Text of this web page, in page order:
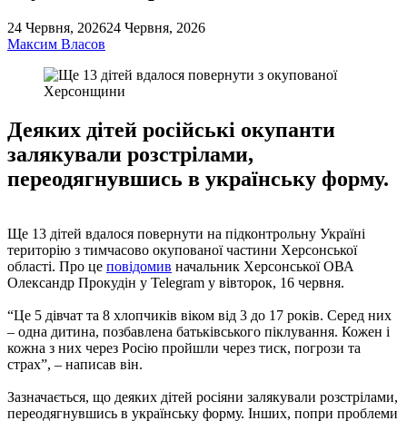
24 Червня, 202624 Червня, 2026
Максим Власов
Деяких дітей російські окупанти
залякували розстрілами,
переодягнувшись в українську форму.
Ще 13 дітей вдалося повернути на підконтрольну Україні
територію з тимчасово окупованої частини Херсонської
області. Про це повідомив начальник Херсонської ОВА
Олександр Прокудін у Telegram у вівторок, 16 червня.
“Це 5 дівчат та 8 хлопчиків віком від 3 до 17 років. Серед них
– одна дитина, позбавлена батьківського піклування. Кожен і
кожна з них через Росію пройшли через тиск, погрози та
страх”, – написав він.
Зазначається, що деяких дітей росіяни залякували розстрілами,
переодягнувшись в українську форму. Інших, попри проблеми